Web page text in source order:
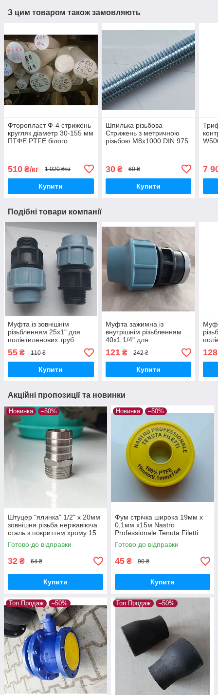
З цим товаром також замовляють
Фторопласт Ф-4 стрижень
кругляк діаметр 30-155 мм
ПТФЕ PTFE білого
510 ₴/кг 1 020 ₴/кг
Купити
Шпилька різьбова
Стрижень з метричною
різьбою М8х1000 DIN 975
30₴ 60 ₴
Купити
7
Подібні товари компанії
Муфта із зовнішнім
різьбленням 25х1" для
поліетиленових труб
компресійне з'єднання
PN16
55 ₴ 110 ₴
Купити
Муфта зажимна із
внутрішнім різьбленням
40х1 1/4" для
поліетиленових труб
компресійне з'єднання
PN16
121₴ 242 ₴
Купити
128
Акційні пропозиції та новинки
Новинка –50%
Штуцер "ялинка" 1/2" х 20мм
зовнішня різьба нержавіюча
сталь з покриттям хрому 15
мкм
Готово до відправки
32 ₴ 64 ₴
Купити
Новинка –50%
Фум стрічка широка 19мм х
0,1мм х15м Nastro
Professionale Tenuta Filetti
для ущільнення різьби в
системах газо- та
водопостачання
Готово до відправки
45 ₴ 90 ₴
Купити
Топ Продаж –50% Топ Продаж –50%